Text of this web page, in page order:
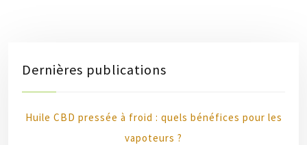
Dernières publications
Huile CBD pressée à froid : quels bénéfices pour les
vapoteurs ?